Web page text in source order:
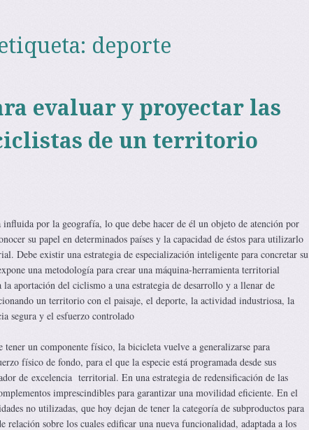
deporte
evaluar y proyectar las
de un territorio
por la geografía, lo que debe hacer de él un objeto de atención por
su papel en determinados países y la capacidad de éstos para utilizarlo
Debe existir una estrategia de especialización inteligente para concretar su
una metodología para crear una máquina-herramienta territorial
la aportación del ciclismo a una estrategia de desarrollo y a llenar de
un territorio con el paisaje, el deporte, la actividad industriosa, la
segura y el esfuerzo controlado
un componente físico, la bicicleta vuelve a generalizarse para
físico de fondo, para el que la especie está programada desde sus
de excelencia territorial. En una estrategia de redensificación de las
imprescindibles para garantizar una movilidad eficiente. En el
no utilizadas, que hoy dejan de tener la categoría de subproductos para
relación sobre los cuales edificar una nueva funcionalidad, adaptada a los